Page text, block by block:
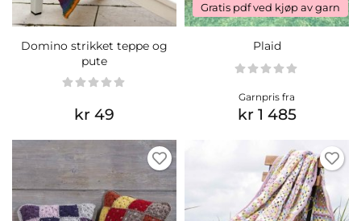
Domino strikket teppe og
pute
kr 49
Gratis pdf ved kjøp av garn
Plaid
Garnpris fra
kr 1 485